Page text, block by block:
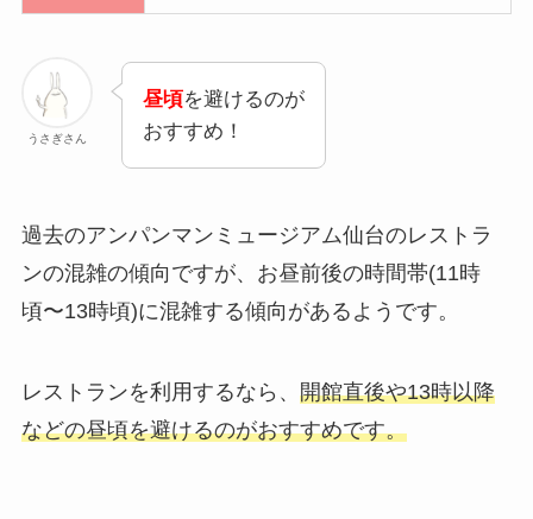
うさぎさん
昼頃を避けるのが
おすすめ！
過去のアンパンマンミュージアム仙台のレストラ
ンの混雑の傾向ですが、お昼前後の時間帯(11時
頃〜13時頃)に混雑する傾向があるようです。
レストランを利用するなら、 開館直後や13時以降
などの昼頃を避けるのがおすすめです。